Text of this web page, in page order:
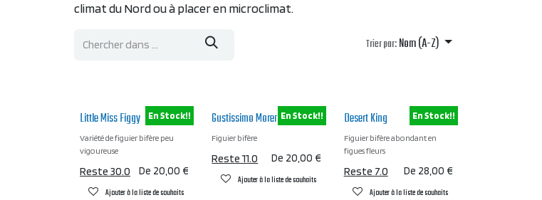
climat du Nord ou à placer en microclimat.
Trier par:Nom (A-Z)
Little Miss Figgy
Variété de figuier bifère peu
vigoureuse
De 20,00 €
Reste 30.0
Ajouter à la liste de souhaits
En Stock!! Gustissimo Morena
Figuier bifère
De 20,00 €
Reste 11.0
Ajouter à la liste de souhaits
En Stock!! Desert King
Figuier bifère abondant en
figues fleurs
De 28,00 €
Reste 7.0
Ajouter à la liste de souhaits
En Stock!!